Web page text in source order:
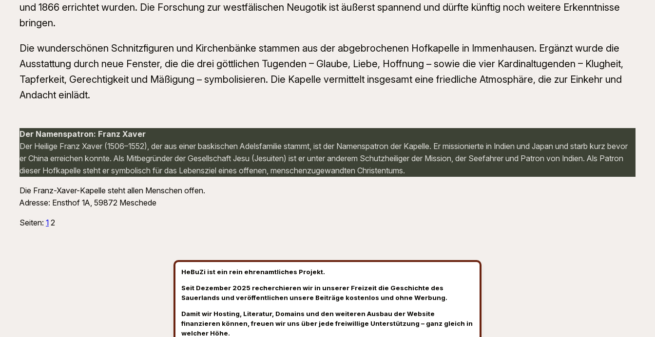
und 1866 errichtet wurden. Die Forschung zur westfälischen Neugotik ist äußerst spannend und dürfte künftig noch weitere Erkenntnisse
bringen.
Die wunderschönen Schnitzfiguren und Kirchenbänke stammen aus der abgebrochenen Hofkapelle in Immenhausen. Ergänzt wurde die
Ausstattung durch neue Fenster, die die drei göttlichen Tugenden – Glaube, Liebe, Hoffnung – sowie die vier Kardinaltugenden – Klugheit,
Tapferkeit, Gerechtigkeit und Mäßigung – symbolisieren. Die Kapelle vermittelt insgesamt eine friedliche Atmosphäre, die zur Einkehr und
Andacht einlädt.
Der Namenspatron: Franz Xaver
Der Heilige Franz Xaver (1506–1552), der aus einer baskischen Adelsfamilie stammt, ist der Namenspatron der Kapelle. Er missionierte in Indien und Japan und starb kurz bevor
er China erreichen konnte. Als Mitbegründer der Gesellschaft Jesu (Jesuiten) ist er unter anderem Schutzheiliger der Mission, der Seefahrer und Patron von Indien. Als Patron
dieser Hofkapelle steht er symbolisch für das Lebensziel eines offenen, menschenzugewandten Christentums.
Die Franz-Xaver-Kapelle steht allen Menschen offen.
Adresse: Ensthof 1A, 59872 Meschede
Seiten: 1 2
HeBuZi ist ein rein ehrenamtliches Projekt.
Seit Dezember 2025 recherchieren wir in unserer Freizeit die Geschichte des
Sauerlands und veröffentlichen unsere Beiträge kostenlos und ohne Werbung.
Damit wir Hosting, Literatur, Domains und den weiteren Ausbau der Website
finanzieren können, freuen wir uns über jede freiwillige Unterstützung – ganz gleich in
welcher Höhe.